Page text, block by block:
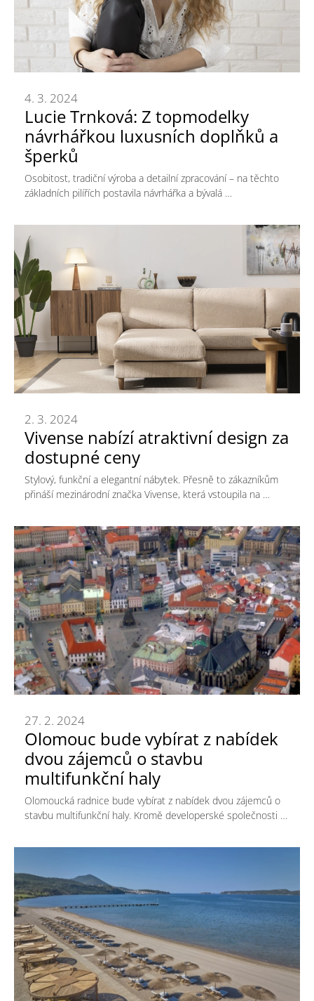
Lucie Trnková: Z topmodelky
návrhářkou luxusních doplňků a
šperků
4. 3. 2024
Osobitost, tradiční výroba a detailní zpracování – na těchto
základních pilířích postavila návrhářka a bývalá …
Vivense nabízí atraktivní design za
dostupné ceny
2. 3. 2024
Stylový, funkční a elegantní nábytek. Přesně to zákazníkům
přináší mezinárodní značka Vivense, která vstoupila na …
Olomouc bude vybírat z nabídek
dvou zájemců o stavbu
multifunkční haly
27. 2. 2024
Olomoucká radnice bude vybírat z nabídek dvou zájemců o
stavbu multifunkční haly. Kromě developerské společnosti …